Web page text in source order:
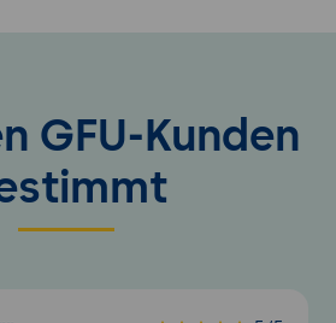
und Nutzung von GitHub
GFU-Kunden